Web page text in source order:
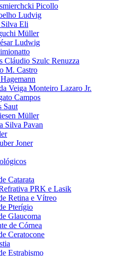
Picollo
Ludvig
Eli
Müller
Ludwig
Cláudio Szulc Renuzza
M. Castro
Veiga Monteiro Lazaro Jr.
Campos
Saut
Müller
Silva Pavan
Joner
Catarata
PRK e Lasik
Retina e Vítreo
Pterígio
Glaucoma
de Córnea
Ceratocone
Estrabismo